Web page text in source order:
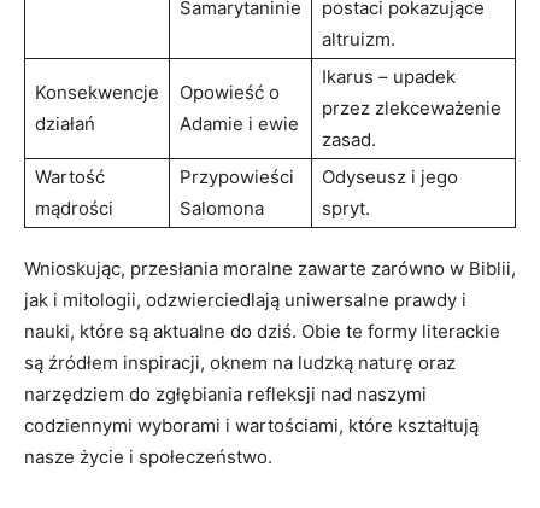
Samarytaninie
postaci pokazujące
altruizm.
Konsekwencje
działań
Opowieść o
Adamie i ewie
Ikarus – upadek
przez zlekceważenie
zasad.
Wartość
mądrości
Przypowieści
Salomona
Odyseusz i jego
spryt.
Wnioskując, przesłania moralne zawarte zarówno w Biblii,
jak i mitologii, odzwierciedlają uniwersalne prawdy i
nauki, które są aktualne do dziś. Obie te formy literackie
są źródłem inspiracji, oknem na ludzką naturę oraz
narzędziem do zgłębiania refleksji nad naszymi
codziennymi wyborami i wartościami, które kształtują
nasze życie i społeczeństwo.